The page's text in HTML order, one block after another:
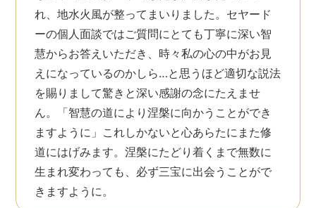
れ、地水火風が整ってまいりました。セヤード
ーの個人面談ではご質問にとても丁寧に深い智
慧からお答えいただき、時々私の心の中がお見
えになっているのかしら…と思うほど適切な説法
を賜りまして驚きと深い感謝の念にたえませ
ん。「智慧の道により涅槃に向かうことができ
ますように」これしかないと心あらたにまた修
道にはげみます。涅槃にたどり着くまで無数に
生まれ変わっても、必ず三宝に出会うことがで
きますように。